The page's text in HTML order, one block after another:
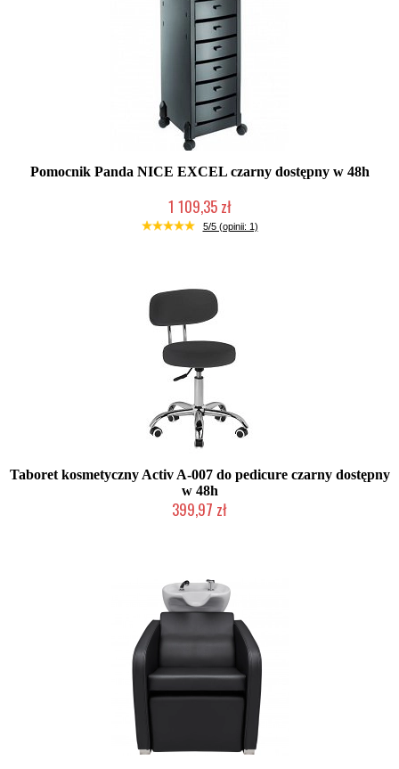
Pomocnik Panda NICE EXCEL czarny dostępny w 48h
1 109,35 zł
Duża ilość (wysyłka w 24h)
5/5 (opinii: 1)
Taboret kosmetyczny Activ A-007 do pedicure czarny dostępny
w 48h
399,97 zł